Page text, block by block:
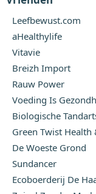
Leefbewust.com
aHealthylife
Vitavie
Breizh Import
Rauw Power
Voeding Is
Biologische
Green Twist Health
De Woeste Grond
Sundancer
Ecoboerderij De